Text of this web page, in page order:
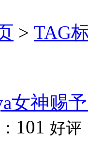
> TAG
女神赐
101 好评